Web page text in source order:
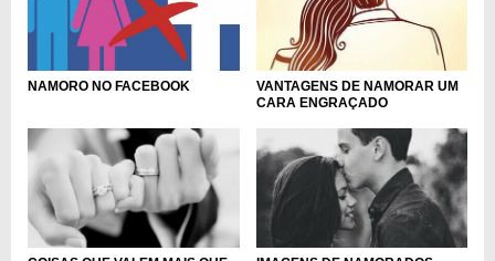
NAMORO NO FACEBOOK
VANTAGENS DE NAMORAR UM
CARA ENGRAÇADO